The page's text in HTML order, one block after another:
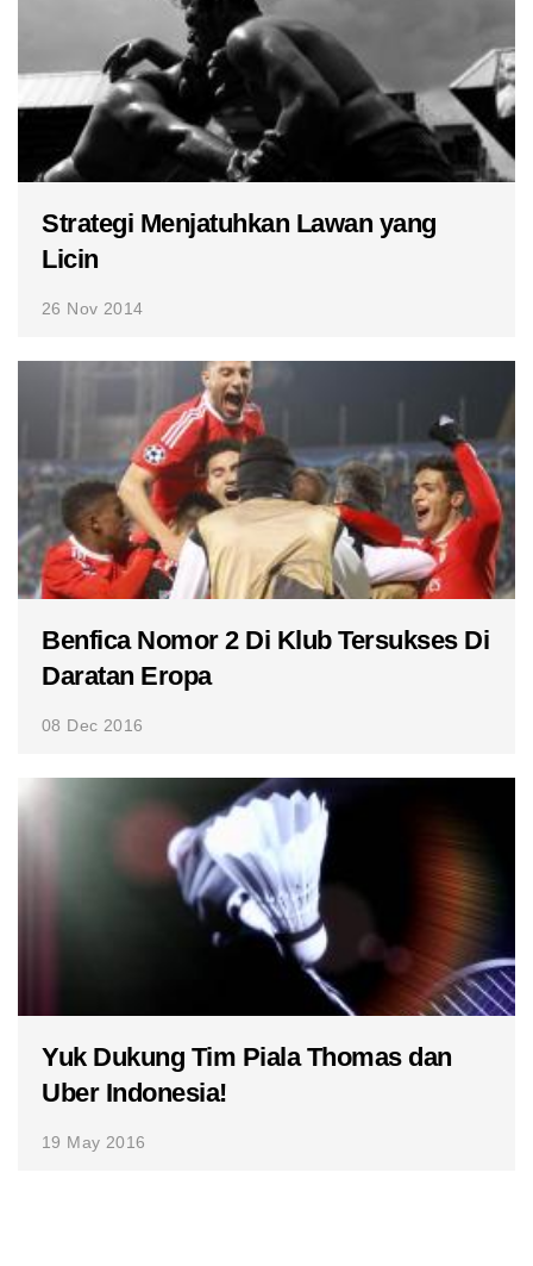
Strategi Menjatuhkan Lawan yang
Licin
26 Nov 2014
Benfica Nomor 2 Di Klub Tersukses Di
Daratan Eropa
08 Dec 2016
Yuk Dukung Tim Piala Thomas dan
Uber Indonesia!
19 May 2016